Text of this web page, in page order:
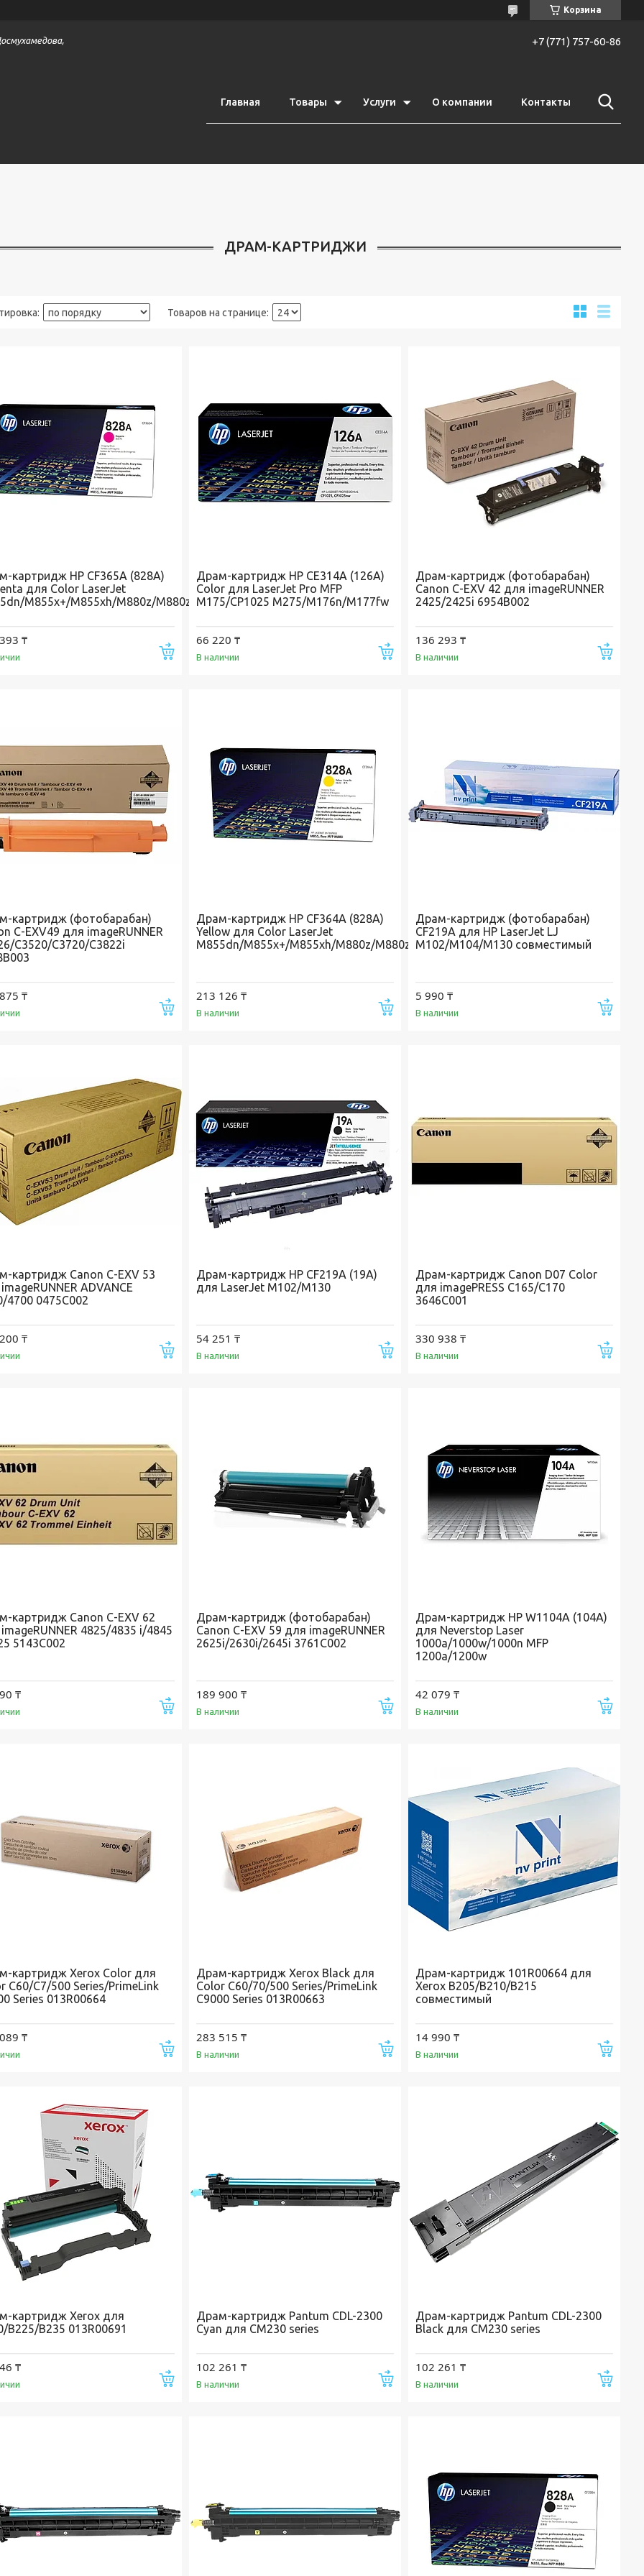
Корзина
+7 (771) 757-60-86
Главная Товары Услуги О компании Контакты
ДРАМ-КАРТРИДЖИ
картридж HP CF365A (828A)
для Color LaserJet
M855x+/M855xh/M880z/M880z+
₸
Купить
Драм-картридж HP CE314A (126A)
Color для LaserJet Pro MFP
M175/CP1025 M275/M176n/M177fw
66 220 ₸
В наличии Купить
Драм-картридж (фотобарабан)
Canon C-EXV 42 для imageRUNNER
2425/2425i 6954B002
136 293 ₸
В наличии
картридж (фотобарабан)
C-EXV49 для imageRUNNER
С3520/С3720/C3822i
₸
Купить
Драм-картридж HP CF364A (828A)
Yellow для Color LaserJet
M855dn/M855x+/M855xh/M880z/M880z+
213 126 ₸
В наличии Купить
Драм-картридж (фотобарабан)
CF219A для HP LaserJet LJ
M102/M104/M130 совместимый
5 990 ₸
В наличии
картридж Canon C-EXV 53
ADVANCE
4700 0475C002
₸
Купить
Драм-картридж HP CF219A (19A)
для LaserJet M102/M130
54 251 ₸
В наличии Купить
Драм-картридж Canon D07 Color
для imagePRESS C165/C170
3646C001
330 938 ₸
В наличии
картридж Canon C-EXV 62
4825/4835 i/4845
5143C002
₸
Купить
Драм-картридж (фотобарабан)
Canon C-EXV 59 для imageRUNNER
2625i/2630i/2645i 3761C002
189 900 ₸
В наличии Купить
Драм-картридж HP W1104A (104A)
для Neverstop Laser
1000a/1000w/1000n MFP
1200a/1200w
42 079 ₸
В наличии
картридж Xerox Color для
C60/C7/500 Series/PrimeLink
Series 013R00664
₸
Купить
Драм-картридж Xerox Black для
Color C60/70/500 Series/PrimeLink
С9000 Series 013R00663
283 515 ₸
В наличии Купить
Драм-картридж 101R00664 для
Xerox B205/B210/B215
совместимый
14 990 ₸
В наличии
картридж Xerox для
B225/B235 013R00691
₸
Купить
Драм-картридж Pantum CDL-2300
Cyan для CM230 series
102 261 ₸
В наличии Купить
Драм-картридж Pantum CDL-2300
Black для CM230 series
102 261 ₸
В наличии